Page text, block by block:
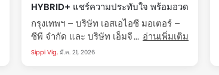
HYBRID+ แชร์ความประทับใจ พร้อมอวด
เลขไมล์ ลุ้นรางวัลมูลค่ารวม 200,000
บาท
กรุงเทพฯ – บริษัท เอสเอไอซี มอเตอร์ –
ซีพี จำกัด และ บริษัท เอ็มจี เซลส์
(ประเทศไทย) จำกัด ผู้ผลิตและผู้จำหน่าย
อ่านเพิ่มเติม
Sippi Vig, มี.ค. 21, 2026